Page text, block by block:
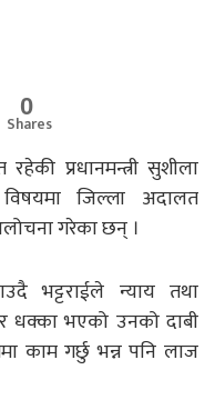
0
Shares
प्रधानमन्त्री सुशीला
जिल्ला अदालत
गरेका छन् ।
भट्टराईले न्याय तथा
धक्का भएको उनको दाबी
काम गर्छु भन्न पनि लाज